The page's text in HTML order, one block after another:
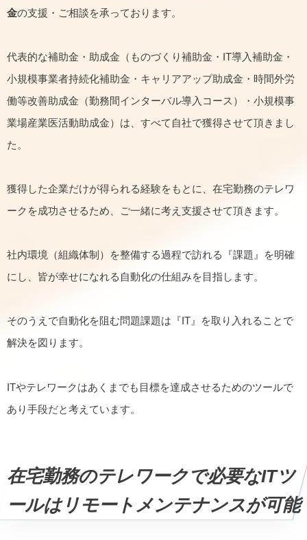
金の支援・ご相談を承っております。
代表的な補助金・助成金（ものづくり補助金・IT導入補助金・
小規模事業者持続化補助金・キャリアアップ助成金・時間外労
働等改善助成金（勤務間インターバル導入コース）・小規模事
業場産業医活動助成金）は、すべて自社で獲得させて頂きまし
た。
獲得した企業だけが得られる経験をもとに、在宅勤務のテレワ
ークを成功させるため、ご一緒に考え支援させて頂きます。
社内環境（組織体制）を整備する過程で訪れる『課題』を明確
にし、皆が幸せになれる自動化の仕組みを目指します。
そのうえで自動化を阻む問題課題は『IT』を取り入れることで
解決を図ります。
ITやテレワークはあくまでも目標を達成させるためのツールで
あり手段だと考えています。
在宅勤務のテレワークで必要なITツ
ールはリモートメンテナンスが可能